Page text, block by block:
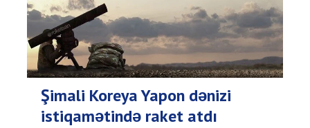
Şimali Koreya Yapon dənizi
istiqamətində raket atdı